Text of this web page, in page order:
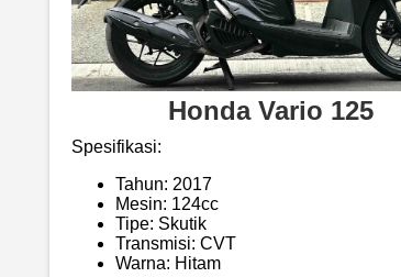
Honda Vario 125
Spesifikasi:
Tahun: 2017
Mesin: 124cc
Tipe: Skutik
Transmisi: CVT
Warna: Hitam